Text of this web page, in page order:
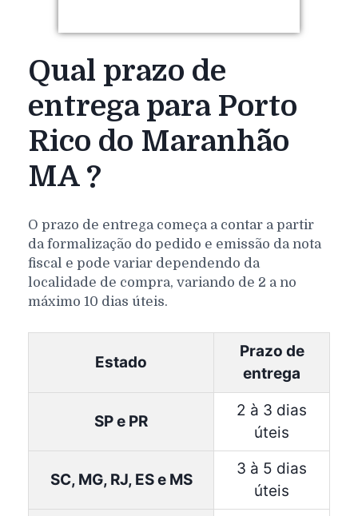
Qual prazo de
entrega para Porto
Rico do Maranhão
MA ?
O prazo de entrega começa a contar a partir
da formalização do pedido e emissão da nota
fiscal e pode variar dependendo da
localidade de compra, variando de 2 a no
máximo 10 dias úteis.
Estado
Prazo de
entrega
SP e PR
2 à 3 dias
úteis
SC, MG, RJ, ES e MS
3 à 5 dias
úteis